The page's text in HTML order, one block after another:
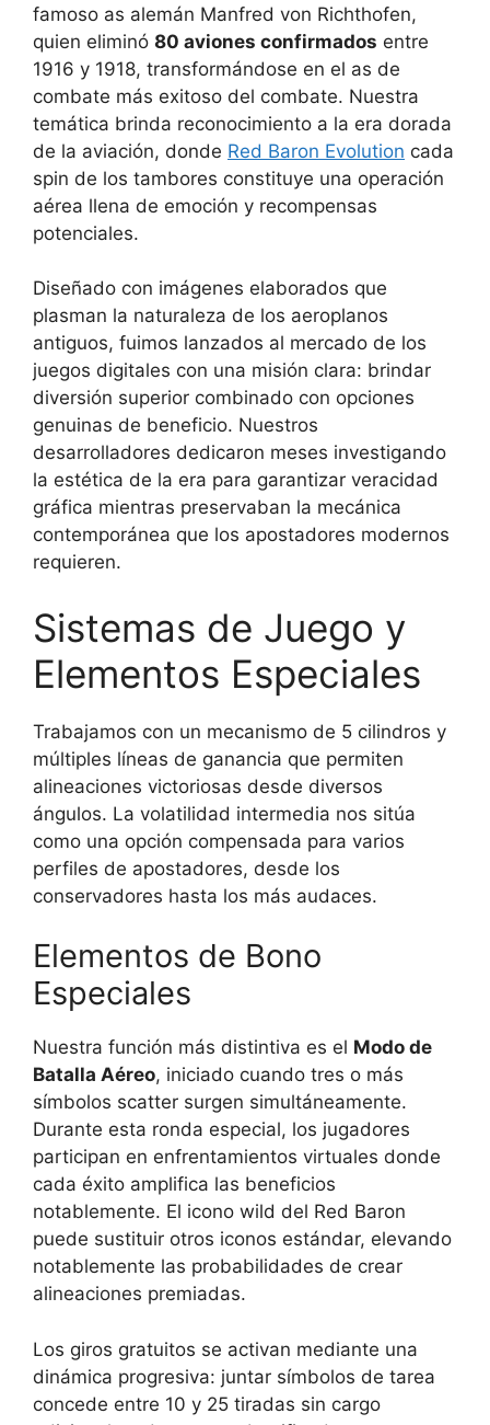
famoso as alemán Manfred von Richthofen,
quien eliminó 80 aviones confirmados entre
1916 y 1918, transformándose en el as de
combate más exitoso del combate. Nuestra
temática brinda reconocimiento a la era dorada
de la aviación, donde Red Baron Evolution cada
spin de los tambores constituye una operación
aérea llena de emoción y recompensas
potenciales.
Diseñado con imágenes elaborados que
plasman la naturaleza de los aeroplanos
antiguos, fuimos lanzados al mercado de los
juegos digitales con una misión clara: brindar
diversión superior combinado con opciones
genuinas de beneficio. Nuestros
desarrolladores dedicaron meses investigando
la estética de la era para garantizar veracidad
gráfica mientras preservaban la mecánica
contemporánea que los apostadores modernos
requieren.
Sistemas de Juego y
Elementos Especiales
Trabajamos con un mecanismo de 5 cilindros y
múltiples líneas de ganancia que permiten
alineaciones victoriosas desde diversos
ángulos. La volatilidad intermedia nos sitúa
como una opción compensada para varios
perfiles de apostadores, desde los
conservadores hasta los más audaces.
Elementos de Bono
Especiales
Nuestra función más distintiva es el Modo de
Batalla Aéreo, iniciado cuando tres o más
símbolos scatter surgen simultáneamente.
Durante esta ronda especial, los jugadores
participan en enfrentamientos virtuales donde
cada éxito amplifica las beneficios
notablemente. El icono wild del Red Baron
puede sustituir otros iconos estándar, elevando
notablemente las probabilidades de crear
alineaciones premiadas.
Los giros gratuitos se activan mediante una
dinámica progresiva: juntar símbolos de tarea
concede entre 10 y 25 tiradas sin cargo